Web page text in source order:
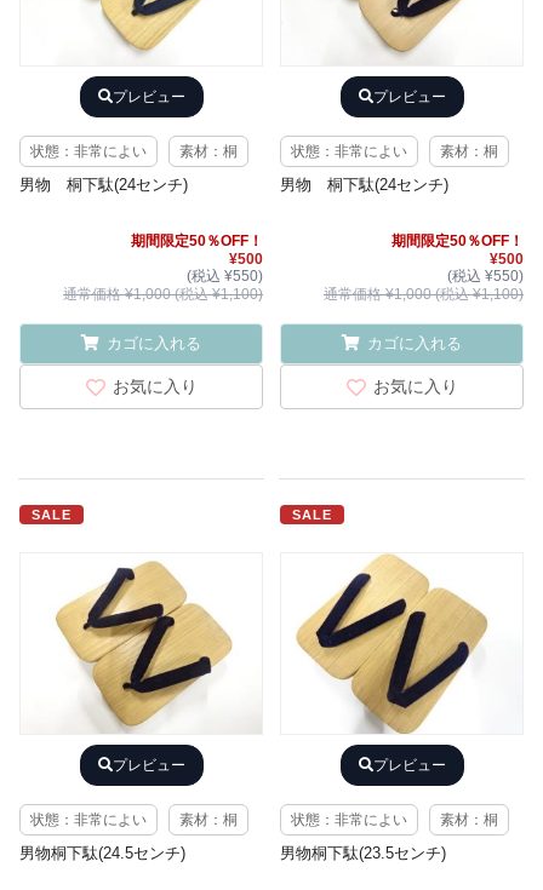
プレビュー
状態：非常によい 素材：桐
男物 桐下駄(24センチ)
期間限定50％OFF！
¥500
(税込 ¥550)
通常価格 ¥1,000 (税込 ¥1,100)
カゴに入れる
お気に入り
プレビュー
状態：非常によい 素材：桐
男物 桐下駄(24センチ)
期間限定50％OFF！
¥500
(税込 ¥550)
通常価格 ¥1,000 (税込 ¥1,100)
カゴに入れる
お気に入り
SALE
プレビュー
状態：非常によい 素材：桐
男物桐下駄(24.5センチ)
SALE
プレビュー
状態：非常によい 素材：桐
男物桐下駄(23.5センチ)